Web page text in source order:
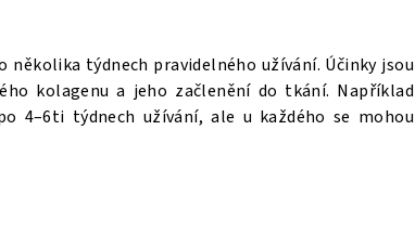
týdnech pravidelného užívání. Účinky jsou
kolagenu a jeho začlenění do tkání. Například
4–6ti týdnech užívání, ale u každého se mohou